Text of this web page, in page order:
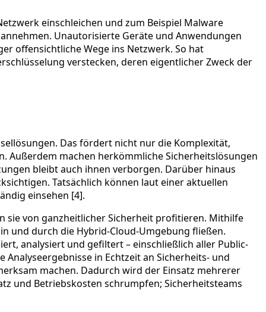
einschleichen und zum Beispiel Malware
Unautorisierte Geräte und Anwendungen
offensichtliche Wege ins Netzwerk. So hat
verstecken, deren eigentlicher Zweck der
Das fördert nicht nur die Komplexität,
Außerdem machen herkömmliche Sicherheitslösungen
bleibt auch ihnen verborgen. Darüber hinaus
Tatsächlich können laut einer aktuellen
einsehen [4].
sie von ganzheitlicher Sicherheit profitieren. Mithilfe
und durch die Hybrid-Cloud-Umgebung fließen.
analysiert und gefiltert – einschließlich aller Public-
in Echtzeit an Sicherheits- und
machen. Dadurch wird der Einsatz mehrerer
und Betriebskosten schrumpfen; Sicherheitsteams